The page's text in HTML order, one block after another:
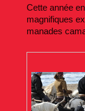
Cette année
magnifiques
manades